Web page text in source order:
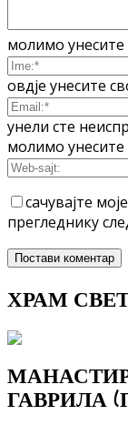
молимо унесите
овдје унесите
унели сте
молимо унесите
сачувајте
прегледнику
ХРАМ
ГАВРИЛА